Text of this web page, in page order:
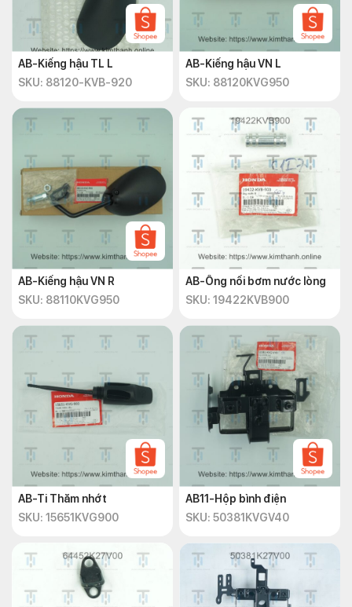
AB-Kiếng hậu TL L
SKU: 88120-KVB-920
AB-Kiếng hậu VN L
SKU: 88120KVG950
AB-Kiếng hậu VN R
SKU: 88110KVG950
AB-Ống nối bơm nước lòng
SKU: 19422KVB900
AB-Ti Thăm nhớt
SKU: 15651KVG900
AB11-Hộp bình điện
SKU: 50381KVGV40